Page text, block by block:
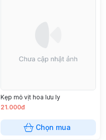
Kẹp mỏ vịt hoa lưu ly
21.000đ
Chọn mua